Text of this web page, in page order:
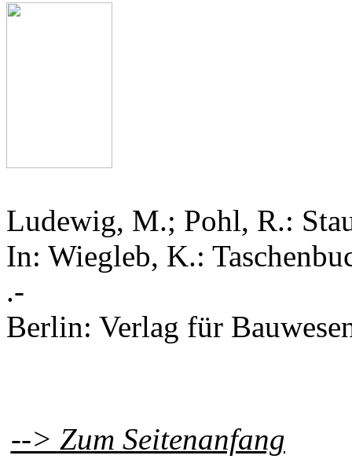
Ludewig, M.; Pohl, R.:
In: Wiegleb, K.:
.-
Berlin: Verlag für
--> Zum Seitenanfang